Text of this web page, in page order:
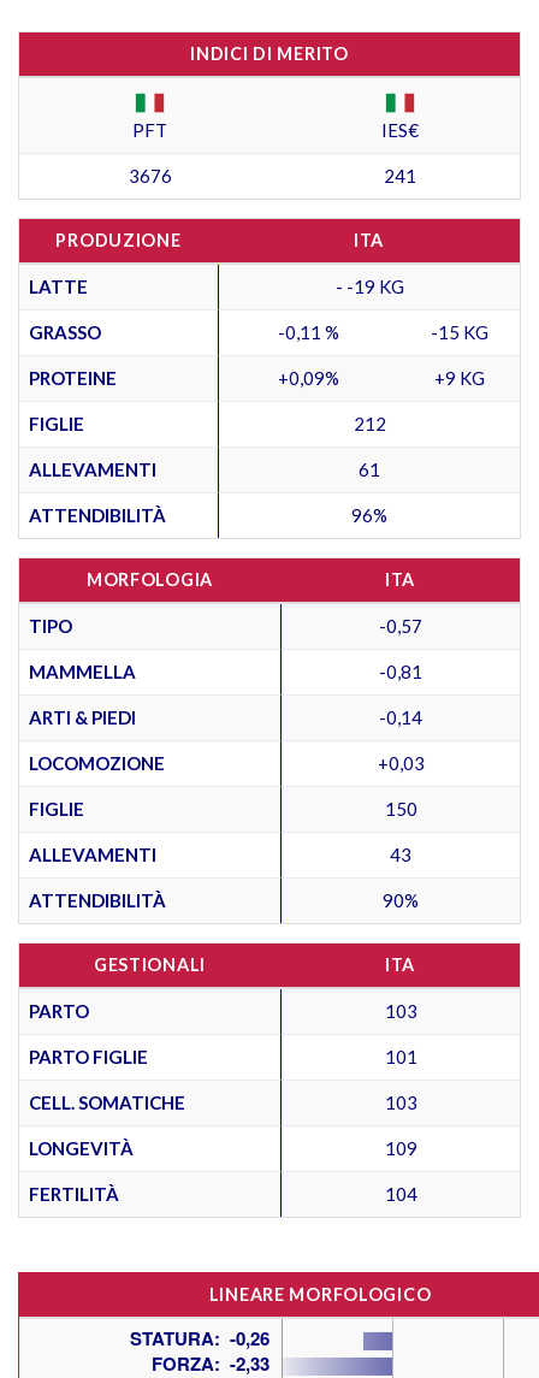
INDICI DI MERITO
PFT IES€
3676 241
PRODUZIONE ITA
LATTE - -19 KG
GRASSO -0,11 % -15 KG
PROTEINE +0,09% +9 KG
FIGLIE 212
ALLEVAMENTI 61
ATTENDIBILITÀ 96%
MORFOLOGIA ITA
TIPO -0,57
MAMMELLA -0,81
ARTI & PIEDI -0,14
LOCOMOZIONE +0,03
FIGLIE 150
ALLEVAMENTI 43
ATTENDIBILITÀ 90%
GESTIONALI ITA
PARTO 103
PARTO FIGLIE 101
CELL. SOMATICHE 103
LONGEVITÀ 109
FERTILITÀ 104
LINEARE MORFOLOGICO